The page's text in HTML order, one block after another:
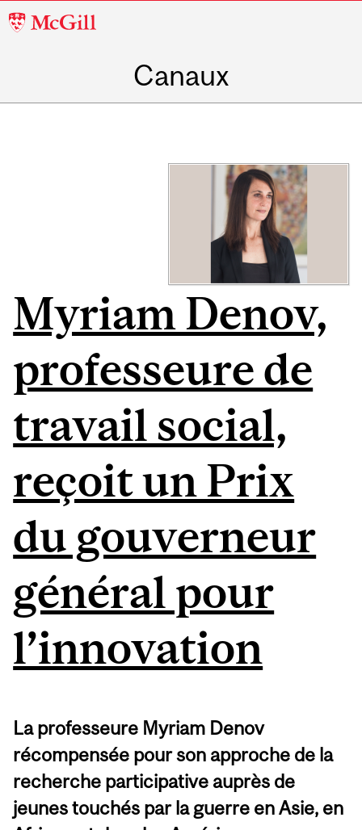
McGill
Canaux
Myriam Denov,
professeure de
travail social,
reçoit un Prix
du gouverneur
général pour
l’innovation
La professeure Myriam Denov
récompensée pour son approche de la
recherche participative auprès de
jeunes touchés par la guerre en Asie, en